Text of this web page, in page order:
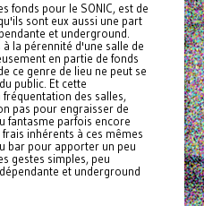
fonds pour le SONIC, est de
sont eux aussi une part
et underground.
la pérennité d'une salle de
en partie de fonds
ce genre de lieu ne peut se
public. Et cette
des salles,
pas pour engraisser de
fantasme parfois encore
inhérents à ces mêmes
bar pour apporter un peu
gestes simples, peu
et underground